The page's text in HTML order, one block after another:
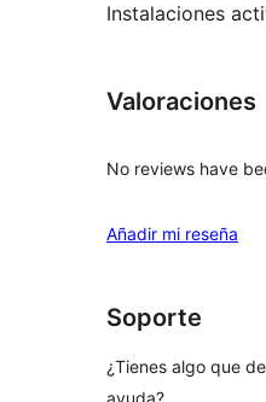
Instalaciones
Valoraciones
No reviews have
Añadir mi reseña
Soporte
¿Tienes algo que